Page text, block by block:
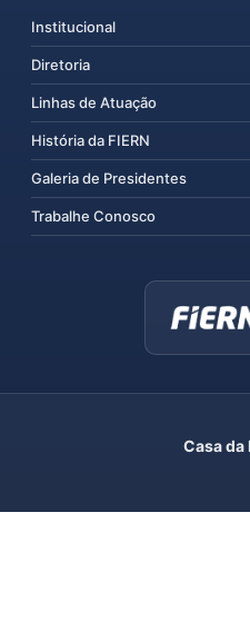
Institucional
Diretoria
Linhas de Atuação
História da FIERN
Galeria de Presidentes
Trabalhe Conosco
Casa